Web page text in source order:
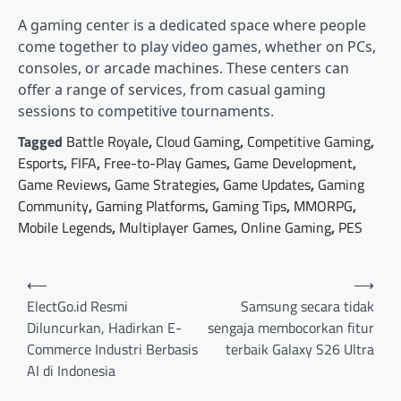
A gaming center is a dedicated space where people
come together to play video games, whether on PCs,
consoles, or arcade machines. These centers can
offer a range of services, from casual gaming
sessions to competitive tournaments.
Tagged Battle Royale, Cloud Gaming, Competitive Gaming,
Esports, FIFA, Free-to-Play Games, Game Development,
Game Reviews, Game Strategies, Game Updates, Gaming
Community, Gaming Platforms, Gaming Tips, MMORPG,
Mobile Legends, Multiplayer Games, Online Gaming, PES
Post
navigation
⟵
ElectGo.id Resmi
Diluncurkan, Hadirkan E-
Commerce Industri Berbasis
AI di Indonesia
Samsung secara tidak
sengaja membocorkan fitur
terbaik Galaxy S26 Ultra
⟶